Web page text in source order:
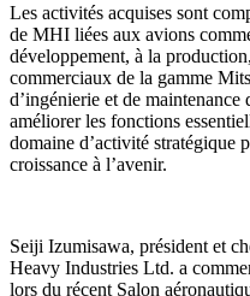
Les activités acquises sont
de MHI liées aux avions
développement, à la
commerciaux de la gamme
d’ingénierie et de
améliorer les fonctions
domaine d’activité stratégique
croissance à l’avenir.
Seiji Izumisawa, président et
Heavy Industries Ltd. a
lors du récent Salon